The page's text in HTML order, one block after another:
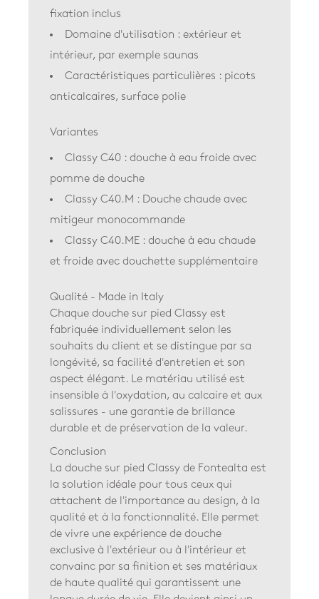
fixation inclus
Domaine d'utilisation : extérieur et
intérieur, par exemple saunas
Caractéristiques particulières : picots
anticalcaires, surface polie
Variantes
Classy C40 : douche à eau froide avec
pomme de douche
Classy C40.M : Douche chaude avec
mitigeur monocommande
Classy C40.ME : douche à eau chaude
et froide avec douchette supplémentaire
Qualité - Made in Italy
Chaque douche sur pied Classy est
fabriquée individuellement selon les
souhaits du client et se distingue par sa
longévité, sa facilité d'entretien et son
aspect élégant. Le matériau utilisé est
insensible à l'oxydation, au calcaire et aux
salissures - une garantie de brillance
durable et de préservation de la valeur.
Conclusion
La douche sur pied Classy de Fontealta est
la solution idéale pour tous ceux qui
attachent de l'importance au design, à la
qualité et à la fonctionnalité. Elle permet
de vivre une expérience de douche
exclusive à l'extérieur ou à l'intérieur et
convainc par sa finition et ses matériaux
de haute qualité qui garantissent une